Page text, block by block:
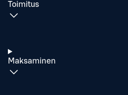
Toimitus
Maksaminen